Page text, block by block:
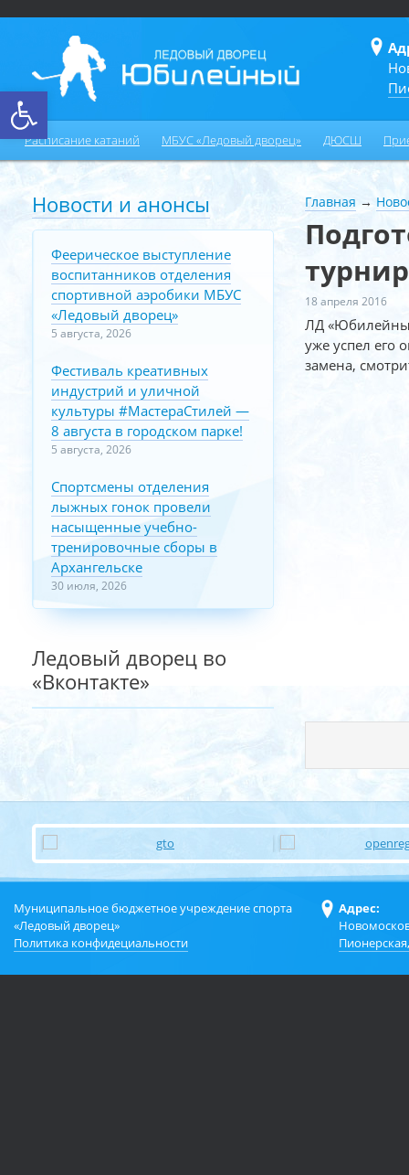
Открыть панель инструментов
Расписание катаний МБУС «Ледовый дворец» ДЮСШ
Главная →
18 апреля 2016
ЛД
уже успел его
замена,
Новости и анонсы
Феерическое выступление
воспитанников отделения
спортивной аэробики МБУС
«Ледовый дворец»
5 августа, 2026
Фестиваль креативных
индустрий и уличной
культуры #МастераСтилей —
8 августа в городском парке!
5 августа, 2026
Спортсмены отделения
лыжных гонок провели
насыщенные учебно-
тренировочные сборы в
Архангельске
30 июля, 2026
Ледовый дворец во
«Вконтакте»
Муниципальное бюджетное учреждение спорта
«Ледовый дворец»
Политика конфидециальности
Адрес: